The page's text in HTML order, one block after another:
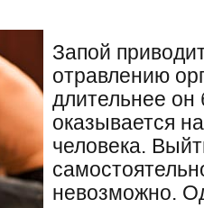
Запой
отравлению
длительнее он
оказывается
человека.
невозможно.